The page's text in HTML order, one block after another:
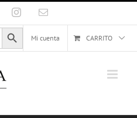
InstagramCorreo
Botón de búsqueda
Mi cuenta
CARRITO